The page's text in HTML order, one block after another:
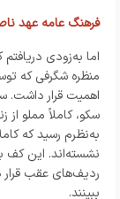
فرهنگ عامه عهد
اما به‌زودی
منظره‌ شگرفی که
اهمیت قرار داشت.
سکو، کاملاً مملو از
به‌نظرم رسید که
نشسته‌اند. این کف
ردیف‌های عقب قرار
ببینند.